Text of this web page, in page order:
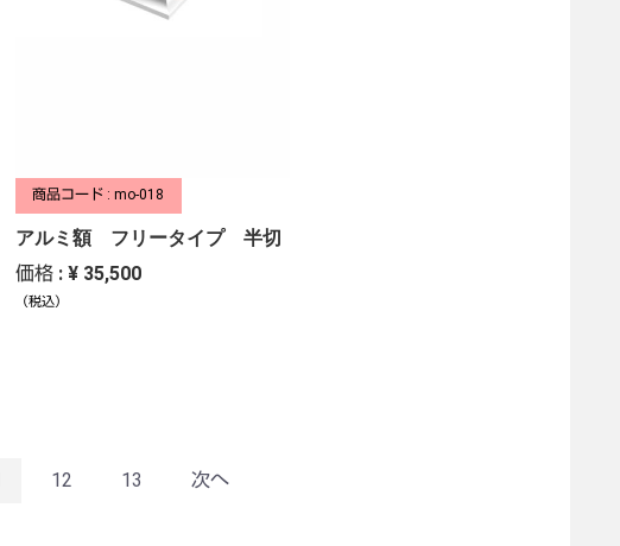
商品コード : mo-018
アルミ額 フリータイプ 半切
価格 : ¥ 35,500
（税込）
12 13 次へ